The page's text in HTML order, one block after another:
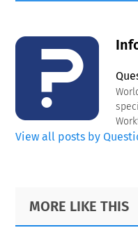
View all posts by
Primary
Sidebar
Footer
MORE LIKE THIS